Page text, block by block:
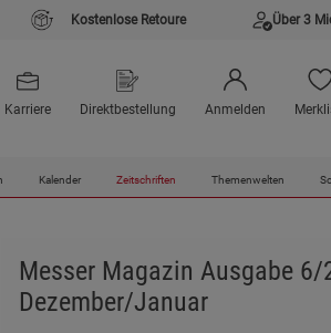
Kostenlose Retoure Über 3
Karriere Direktbestellung Anmelden
Kalender Zeitschriften Themenwelten
Messer Magazin Ausgabe 6/
Dezember/Januar